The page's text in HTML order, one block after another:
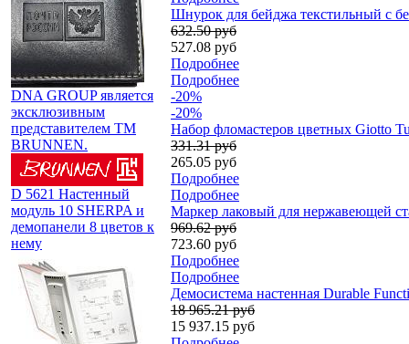
DNA GROUP является
эксклюзивным
представителем TM
BRUNNEN.
D 5621 Настенный
модуль 10 SHERPA и
демопанели 8 цветов к
нему
Шнурок для бейджа текстильный с
632.50 руб
527.08 руб
Подробнее
Подробнее
-20%
-20%
Набор фломастеров цветных Giotto
331.31 руб
265.05 руб
Подробнее
Подробнее
Маркер лаковый для нержавеющей
969.62 руб
723.60 руб
Подробнее
Подробнее
Демосистема настенная Durable
18 965.21 руб
15 937.15 руб